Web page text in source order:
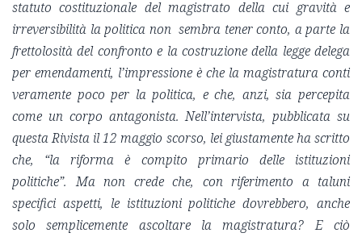
statuto costituzionale del magistrato della cui gravità e
irreversibilità la politica non sembra tener conto, a parte la
frettolosità del confronto e la costruzione della legge delega
per emendamenti, l’impressione è che la magistratura conti
veramente poco per la politica, e che, anzi, sia percepita
come un corpo antagonista. Nell’intervista, pubblicata su
questa Rivista il 12 maggio scorso, lei giustamente ha scritto
che, “la riforma è compito primario delle istituzioni
politiche”. Ma non crede che, con riferimento a taluni
specifici aspetti, le istituzioni politiche dovrebbero, anche
solo semplicemente ascoltare la magistratura? E ciò